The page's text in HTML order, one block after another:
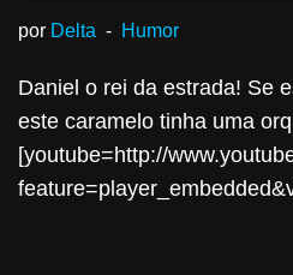
por Delta Humor
Daniel o rei da estrada! Se
este caramelo tinha uma
[youtube=http://